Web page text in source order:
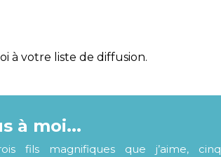
à votre liste de diffusion.
à moi...
fils magnifiques que j’aime, cinq